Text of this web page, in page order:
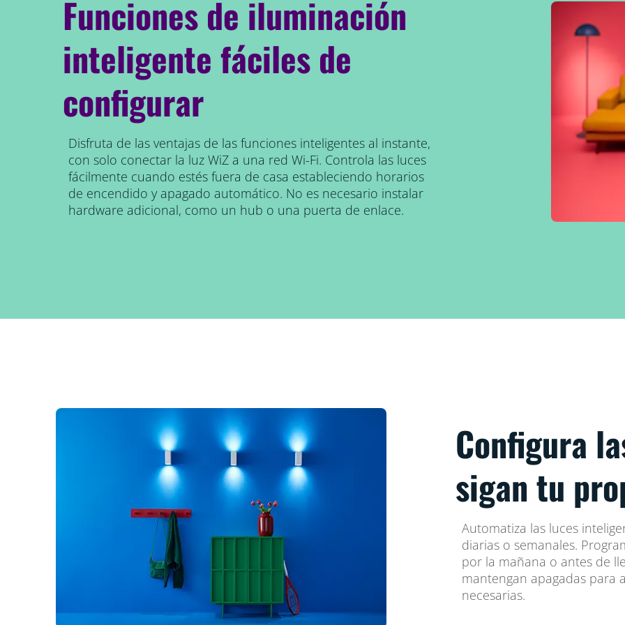
Funciones de iluminación
inteligente fáciles de
configurar
Disfruta de las ventajas de las funciones inteligentes al instante,
con solo conectar la luz WiZ a una red Wi-Fi. Controla las luces
fácilmente cuando estés fuera de casa estableciendo horarios
de encendido y apagado automático. No es necesario instalar
hardware adicional, como un hub o una puerta de enlace.
Configura
sigan tu
Automatiza las luces
diarias o semanales.
por la mañana o antes de
mantengan apagadas para
necesarias.